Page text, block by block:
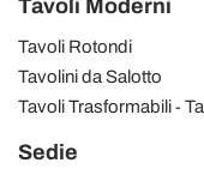
Tavoli Moderni
Tavoli Rotondi
Tavolini da Salotto
Tavoli Trasformabili
Sedie